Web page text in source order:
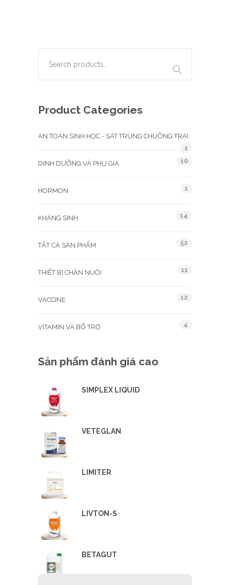
Product Categories
AN TOÀN SINH HỌC - SÁT TRÙNG CHUỒNG TRẠI
1
DINH DƯỠNG VÀ PHỤ GIA
10
HORMON 1
KHÁNG SINH 14
TẤT CẢ SẢN PHẨM 52
THIẾT BỊ CHĂN NUÔI 11
VACCINE 12
VITAMIN VÀ BỔ TRỢ 4
Sản phẩm đánh giá cao
SIMPLEX LIQUID
VETEGLAN
LIMITER
LIVTON-S
BETAGUT